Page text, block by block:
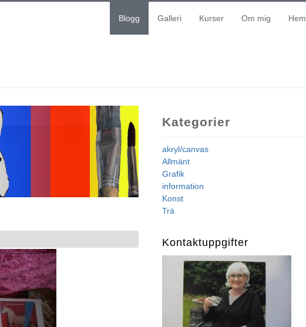
Blogg Galleri Kurser Om mig Hem
Kategorier
akryl/canvas
Allmänt
Grafik
information
Konst
Trä
Kontaktuppgifter